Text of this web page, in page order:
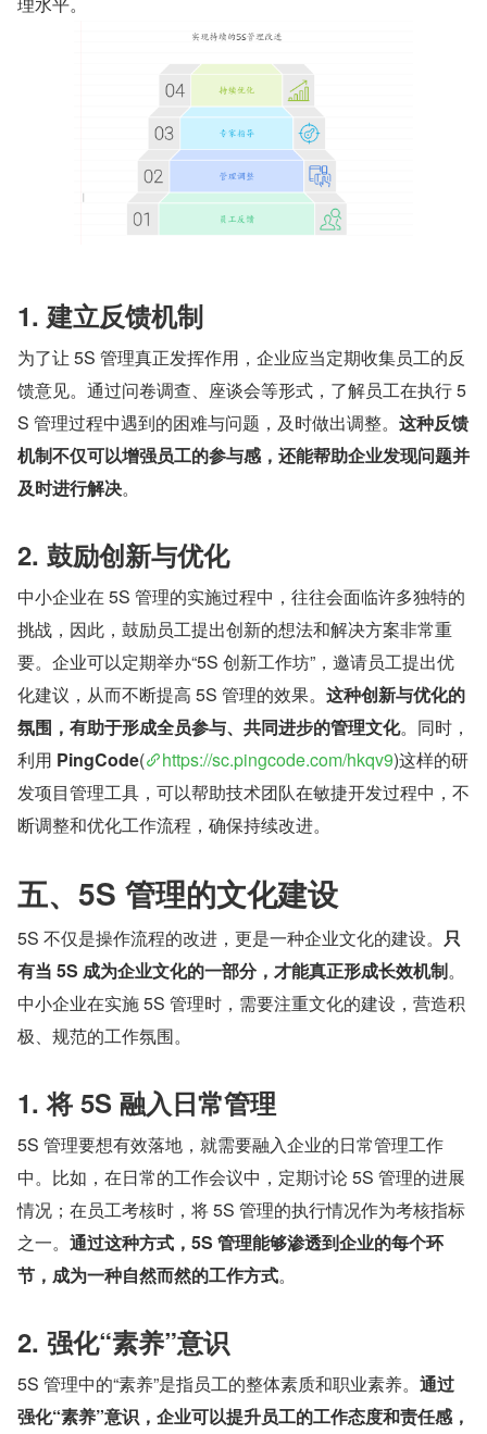
1. 建立反馈机制
为了让 5S 管理真正发挥作用，企业应当定期收集员工的反
馈意见。通过问卷调查、座谈会等形式，了解员工在执行 5
S 管理过程中遇到的困难与问题，及时做出调整。 这种反馈
机制不仅可以增强员工的参与感，还能帮助企业发现问题并
及时进行解决。
2. 鼓励创新与优化
中小企业在 5S 管理的实施过程中，往往会面临许多独特的
挑战，因此，鼓励员工提出创新的想法和解决方案非常重
要。企业可以定期举办“5S 创新工作坊”，邀请员工提出优
化建议，从而不断提高 5S 管理的效果。 这种创新与优化的
氛围，有助于形成全员参与、共同进步的管理文化。同时，
利用 PingCode( https://sc.pingcode.com/hkqv9)这样的研
发项目管理工具，可以帮助技术团队在敏捷开发过程中，不
断调整和优化工作流程，确保持续改进。
五、5S 管理的文化建设
5S 不仅是操作流程的改进，更是一种企业文化的建设。 只
有当 5S 成为企业文化的一部分，才能真正形成长效机制。
中小企业在实施 5S 管理时，需要注重文化的建设，营造积
极、规范的工作氛围。
1. 将 5S 融入日常管理
5S 管理要想有效落地，就需要融入企业的日常管理工作
中。比如，在日常的工作会议中，定期讨论 5S 管理的进展
情况；在员工考核时，将 5S 管理的执行情况作为考核指标
之一。 通过这种方式，5S 管理能够渗透到企业的每个环
节，成为一种自然而然的工作方式。
2. 强化“素养”意识
5S 管理中的“素养”是指员工的整体素质和职业素养。 通过
强化“素养”意识，企业可以提升员工的工作态度和责任感，